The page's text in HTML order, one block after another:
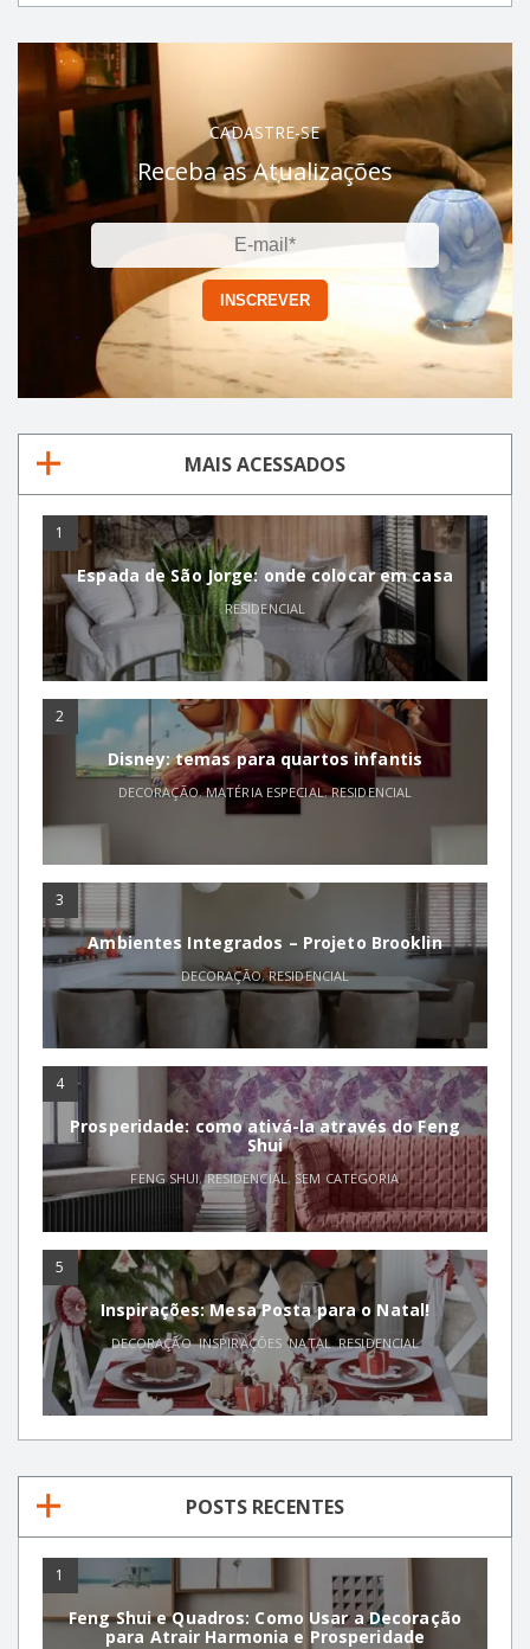
CADASTRE-SE
Receba as Atualizações
MAIS ACESSADOS
1
Espada de São Jorge: onde colocar em casa
RESIDENCIAL
2
Disney: temas para quartos infantis
DECORAÇÃO,MATÉRIA ESPECIAL,RESIDENCIAL
3
Ambientes Integrados – Projeto Brooklin
DECORAÇÃO,RESIDENCIAL
4
Prosperidade: como ativá-la através do Feng
Shui
FENG SHUI,RESIDENCIAL ,SEM CATEGORIA
5
Inspirações: Mesa Posta para o Natal!
DECORAÇÃO,INSPIRAÇÕES ,NATAL,RESIDENCIAL
POSTS RECENTES
1
Feng Shui e Quadros: Como Usar a Decoração
para Atrair Harmonia e Prosperidade